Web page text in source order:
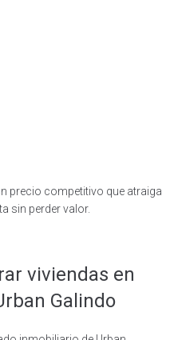
precio competitivo que atraiga
sin perder valor.
viviendas en
Galindo